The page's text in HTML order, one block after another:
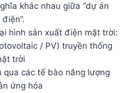
khác nhau giữa “dự án
hình sản xuất điện mặt trời:
/ PV) truyền thống
trời
qua các tế bào năng lượng
ứng hóa